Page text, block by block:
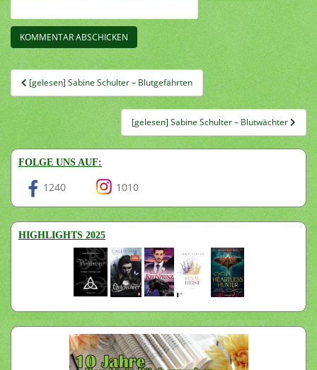
Beitragsnavigation
[gelesen] Sabine Schulter – Blutgefährten
[gelesen] Sabine Schulter – Blutwächter
FOLGE UNS AUF:
1240 1010
HIGHLIGHTS 2025